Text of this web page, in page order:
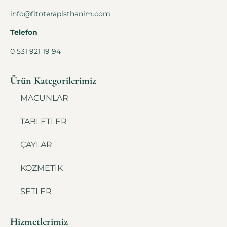
info@fitoterapisthanim.com
Telefon
0 531 921 19 94
Ürün Kategorilerimiz
MACUNLAR
TABLETLER
ÇAYLAR
KOZMETİK
SETLER
Hizmetlerimiz